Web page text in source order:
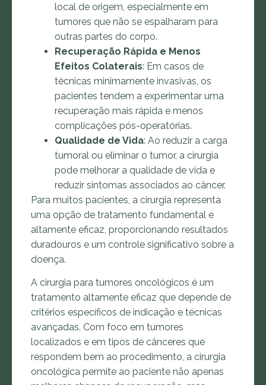
local de origem, especialmente em
tumores que não se espalharam para
outras partes do corpo.
Recuperação Rápida e Menos
Efeitos Colaterais: Em casos de
técnicas minimamente invasivas, os
pacientes tendem a experimentar uma
recuperação mais rápida e menos
complicações pós-operatórias.
Qualidade de Vida: Ao reduzir a carga
tumoral ou eliminar o tumor, a cirurgia
pode melhorar a qualidade de vida e
reduzir sintomas associados ao câncer.
Para muitos pacientes, a cirurgia representa
uma opção de tratamento fundamental e
altamente eficaz, proporcionando resultados
duradouros e um controle significativo sobre a
doença.
A cirurgia para tumores oncológicos é um
tratamento altamente eficaz que depende de
critérios específicos de indicação e técnicas
avançadas. Com foco em tumores
localizados e em tipos de cânceres que
respondem bem ao procedimento, a cirurgia
oncológica permite ao paciente não apenas